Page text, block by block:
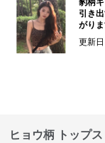
引き
がりま
更新
ヒョウ柄 トップス